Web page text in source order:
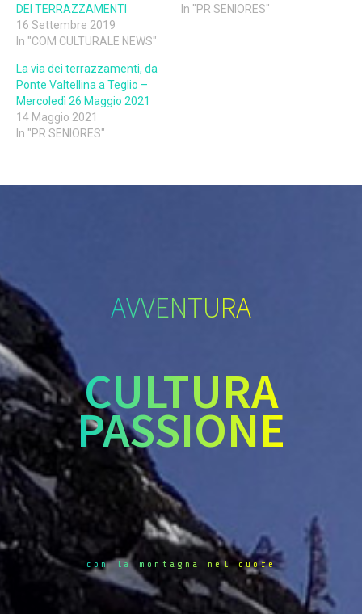
DEI TERRAZZAMENTI
16 Settembre 2019
In "COM CULTURALE NEWS"
In "PR SENIORES"
La via dei terrazzamenti, da
Ponte Valtellina a Teglio –
Mercoledì 26 Maggio 2021
14 Maggio 2021
In "PR SENIORES"
AVVENTURA
CULTURA
PASSIONE
con la montagna nel cuore